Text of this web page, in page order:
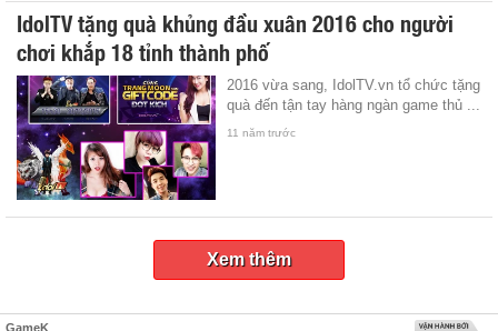
IdolTV tặng quà khủng đầu xuân 2016 cho người
chơi khắp 18 tỉnh thành phố
2016 vừa sang, IdolTV.vn tổ chức tặng
quà đến tận tay hàng ngàn game thủ ...
11 năm trước
Xem thêm
GameK